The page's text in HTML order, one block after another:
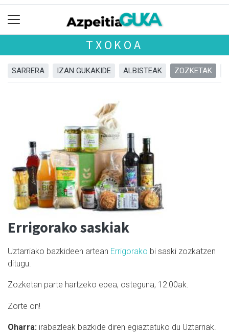
TXOKOA
SARRERA IZAN GUKAKIDE ALBISTEAK ZOZKETAK
Errigorako saskiak
Uztarriako bazkideen artean Errigorako bi saski zozkatzen
ditugu.
Zozketan parte hartzeko epea, osteguna, 12:00ak.
Zorte on!
Oharra: irabazleak bazkide diren egiaztatuko du Uztarriak.